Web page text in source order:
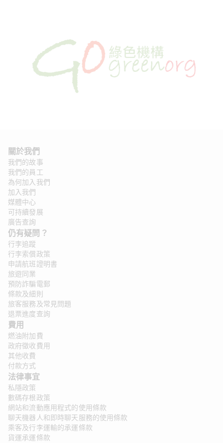
關於我們
我們的故事
我們的員工
為何加入我們
加入我們
媒體中心
可持續發展
廣告查詢
仍有疑問？
行李追蹤
行李索償政策
申請航班證明書
旅遊同業
預防詐騙電郵
條款及細則
旅客服務及常見問題
退票進度查詢
費用
燃油附加費
政府徵收費用
其他收費
付款方式
法律事宜
私隱政策
數碼存根政策
網站和流動應用程式的使用條款
聊天機器人和即時聊天服務的使用條款
乘客及行李運輸的承運條款
貨運承運條款